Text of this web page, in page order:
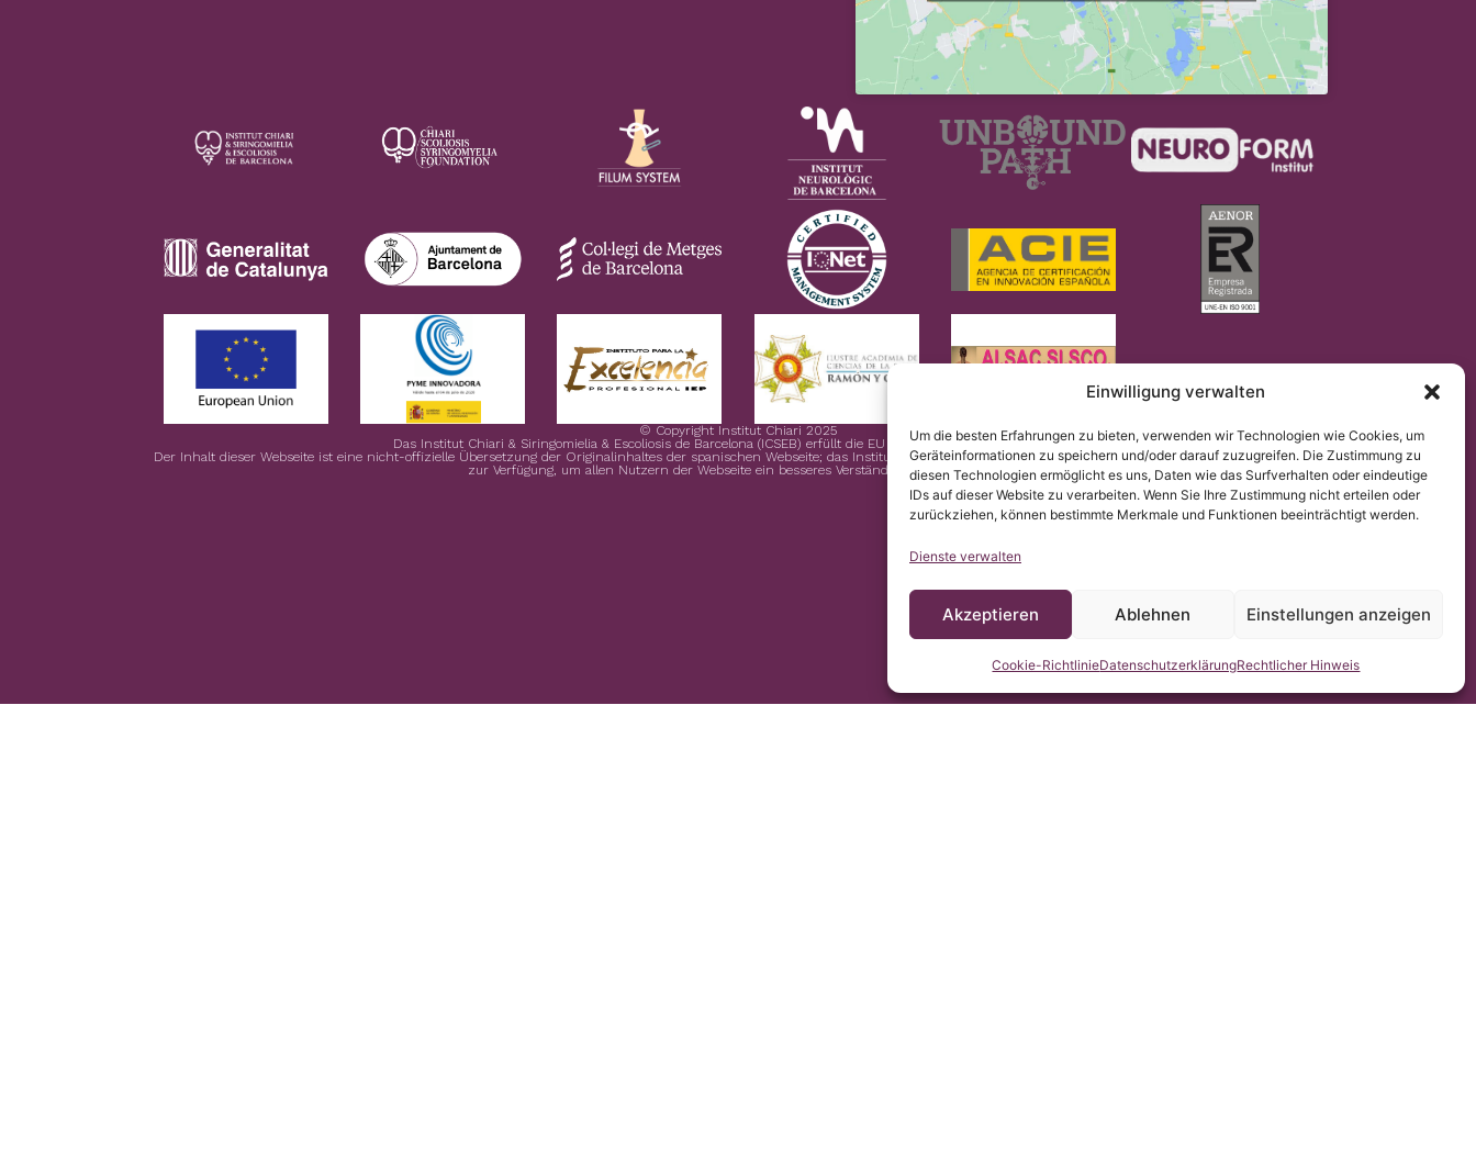
Einwilligung verwalten
Um die besten Erfahrungen zu bieten, verwenden wir Technologien wie Cookies, um
Geräteinformationen zu speichern und/oder darauf zuzugreifen. Die Zustimmung zu
diesen Technologien ermöglicht es uns, Daten wie das Surfverhalten oder eindeutige
IDs auf dieser Website zu verarbeiten. Wenn Sie Ihre Zustimmung nicht erteilen oder
zurückziehen, können bestimmte Merkmale und Funktionen beeinträchtigt werden.
Dienste verwalten
Akzeptieren Ablehnen Einstellungen anzeigen
Cookie-RichtlinieDatenschutzerklärungRechtlicher Hinweis
© Copyright Institut Chiari 2025
Das Institut Chiari & Siringomielia & Escoliosis de Barcelona (ICSEB) erfüllt die EU Verordnung 2016/679 (DSGVO).
Der Inhalt dieser Webseite ist eine nicht-offizielle Übersetzung der Originalinhaltes der spanischen Webseite; das Institut Chiari & Siringomielia & Escoliosis de Barcelona stellt die Übersetzung
zur Verfügung, um allen Nutzern der Webseite ein besseres Verständnis zu ermöglichen.